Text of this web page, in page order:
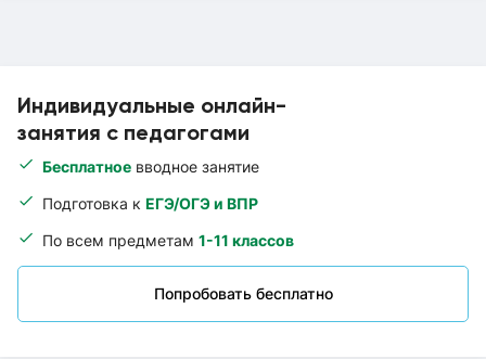
Индивидуальные онлайн-
занятия с педагогами
Бесплатное вводное занятие
Подготовка к ЕГЭ/ОГЭ и ВПР
По всем предметам 1-11 классов
Попробовать бесплатно